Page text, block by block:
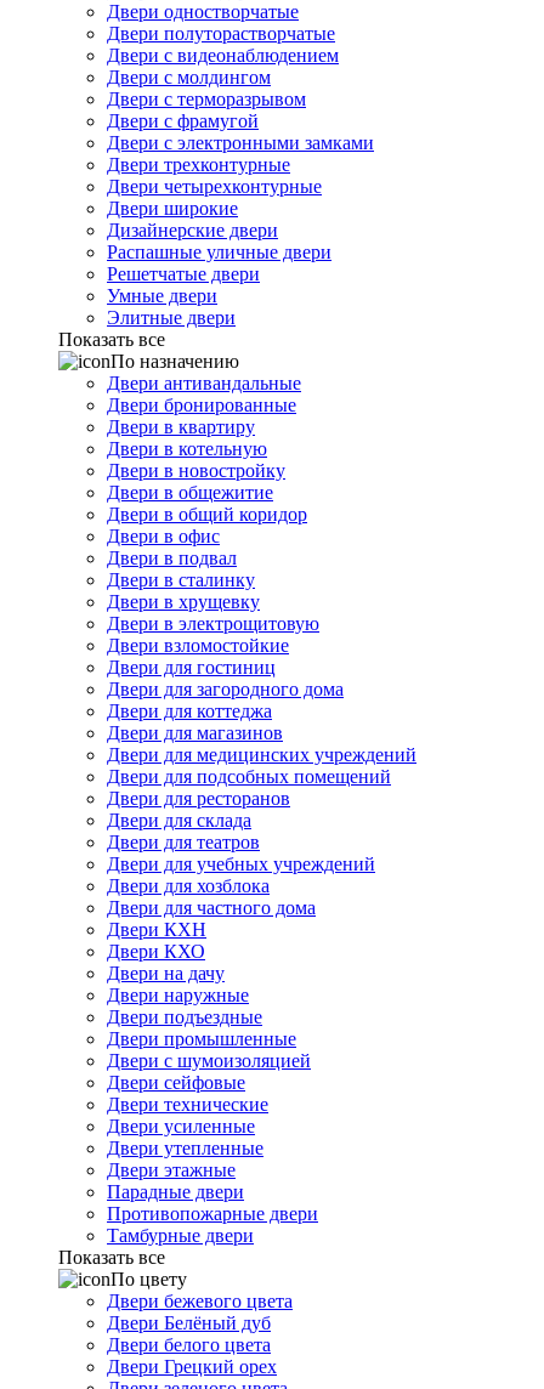
Двери одностворчатые
Двери полуторастворчатые
Двери с видеонаблюдением
Двери с молдингом
Двери с терморазрывом
Двери с фрамугой
Двери с электронными замками
Двери трехконтурные
Двери четырехконтурные
Двери широкие
Дизайнерские двери
Распашные уличные двери
Решетчатые двери
Умные двери
Элитные двери
Показать все
По назначению
Двери антивандальные
Двери бронированные
Двери в квартиру
Двери в котельную
Двери в новостройку
Двери в общежитие
Двери в общий коридор
Двери в офис
Двери в подвал
Двери в сталинку
Двери в хрущевку
Двери в электрощитовую
Двери взломостойкие
Двери для гостиниц
Двери для загородного дома
Двери для коттеджа
Двери для магазинов
Двери для медицинских учреждений
Двери для подсобных помещений
Двери для ресторанов
Двери для склада
Двери для театров
Двери для учебных учреждений
Двери для хозблока
Двери для частного дома
Двери КХН
Двери КХО
Двери на дачу
Двери наружные
Двери подъездные
Двери промышленные
Двери с шумоизоляцией
Двери сейфовые
Двери технические
Двери усиленные
Двери утепленные
Двери этажные
Парадные двери
Противопожарные двери
Тамбурные двери
Показать все
По цвету
Двери бежевого цвета
Двери Белёный дуб
Двери белого цвета
Двери Грецкий орех